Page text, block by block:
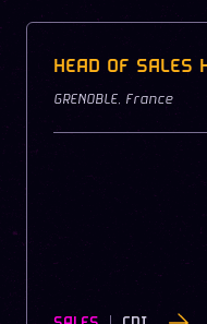
HEAD OF SALES
GRENOBLE, France